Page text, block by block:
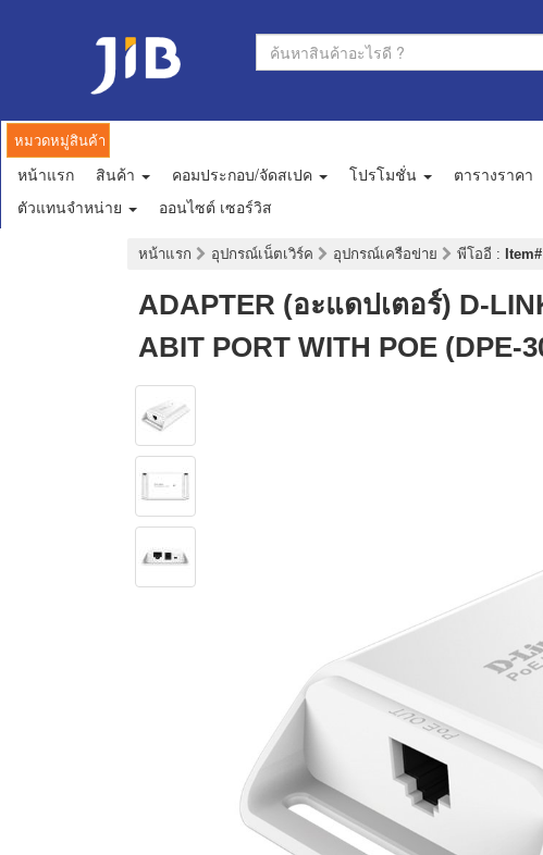
หมวดหมู่สินค้า
หน้าแรก สินค้า คอมประกอบ/จัดสเปค โปรโมชั่น ตารางราคา
ตัวแทนจำหน่าย
ออนไซต์ เซอร์วิส
หน้าแรก อุปกรณ์เน็ตเวิร์ค อุปกรณ์เครือข่าย พีโออี :
ADAPTER (อะแดปเตอร์) D-
ABIT PORT WITH POE (DPE-